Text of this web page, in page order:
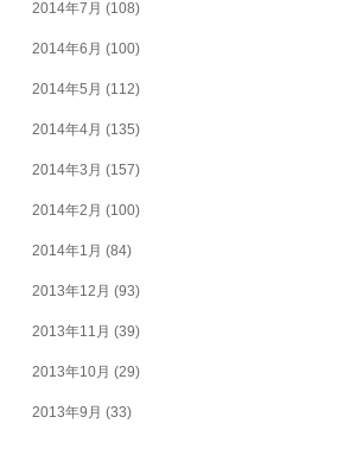
2014年7月 (108)
2014年6月 (100)
2014年5月 (112)
2014年4月 (135)
2014年3月 (157)
2014年2月 (100)
2014年1月 (84)
2013年12月 (93)
2013年11月 (39)
2013年10月 (29)
2013年9月 (33)